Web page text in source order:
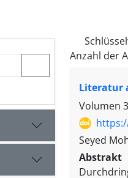
Anzahl der
Literatur
Volumen
Seyed
Abstrakt